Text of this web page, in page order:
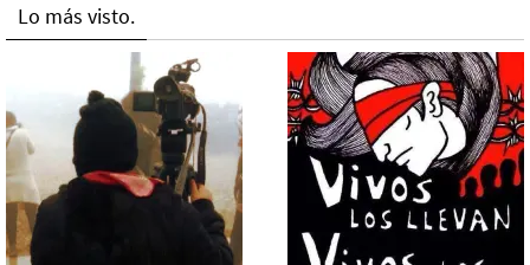
Lo más visto.